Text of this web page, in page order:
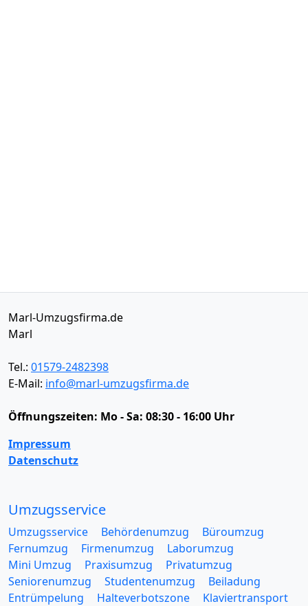
Marl-Umzugsfirma.de
Marl
Tel.: 01579-2482398
E-Mail: info@marl-umzugsfirma.de
Öffnungszeiten: Mo - Sa: 08:30 - 16:00 Uhr
Impressum
Datenschutz
Umzugsservice
Umzugsservice Behördenumzug
Büroumzug
Fernumzug
Firmenumzug
Laborumzug
Mini Umzug
Praxisumzug
Privatumzug
Seniorenumzug
Studentenumzug
Beiladung
Entrümpelung
Halteverbotszone
Klaviertransport